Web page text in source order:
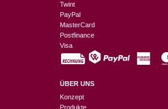
Twint
PayPal
MasterCard
Postfinance
Visa
ÜBER UNS
Konzept
Produkte